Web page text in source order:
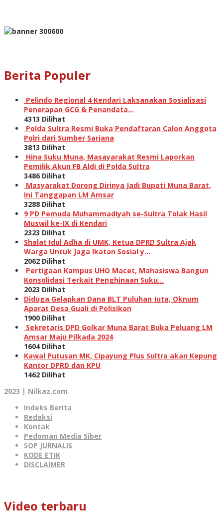
Berita Populer
Pelindo Regional 4 Kendari Laksanakan Sosialisasi
Penerapan GCG & Penandata…
4313 Dilihat
Polda Sultra Resmi Buka Pendaftaran Calon Anggota
Polri dari Sumber Sarjana
3813 Dilihat
Hina Suku Muna, Masayarakat Resmi Laporkan
Pemilik Akun FB Aldi di Polda Sultra
3486 Dilihat
Masyarakat Dorong Dirinya Jadi Bupati Muna Barat,
Ini Tanggapan LM Amsar
3288 Dilihat
9 PD Pemuda Muhammadiyah se-Sultra Tolak Hasil
Muswil ke-IX di Kendari
2323 Dilihat
Shalat Idul Adha di UMK, Ketua DPRD Sultra Ajak
Warga Untuk Jaga Ikatan Sosial y…
2062 Dilihat
Pertigaan Kampus UHO Macet, Mahasiswa Bangun
Konsolidasi Terkait Penghinaan Suku…
2023 Dilihat
Diduga Gelapkan Dana BLT Puluhan Juta, Oknum
Aparat Desa Guali di Polisikan
1900 Dilihat
Sekretaris DPD Golkar Muna Barat Buka Peluang LM
Amsar Maju Pilkada 2024
1604 Dilihat
Kawal Putusan MK, Cipayung Plus Sultra akan Kepung
Kantor DPRD dan KPU
1462 Dilihat
2023 | Nilkaz.com
Indeks Berita
Redaksi
Kontak
Pedoman Media Siber
SOP JURNALIS
KODE ETIK
DISCLAIMER
Video terbaru